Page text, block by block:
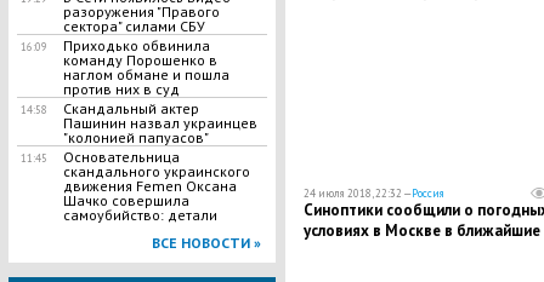
разоружения "Правого
сектора" силами СБУ
16:09
Приходько обвинила
команду Порошенко в
наглом обмане и пошла
против них в суд
14:58
Скандальный актер
Пашинин назвал украинцев
"колонией папуасов"
11:45
Основательница
скандального украинского
движения Femen Оксана
Шачко совершила
самоубийство: детали
ВСЕ НОВОСТИ »
24 июля 2018, 22:32 —Россия
Синоптики сообщили о
условиях в Москве в ближайшие